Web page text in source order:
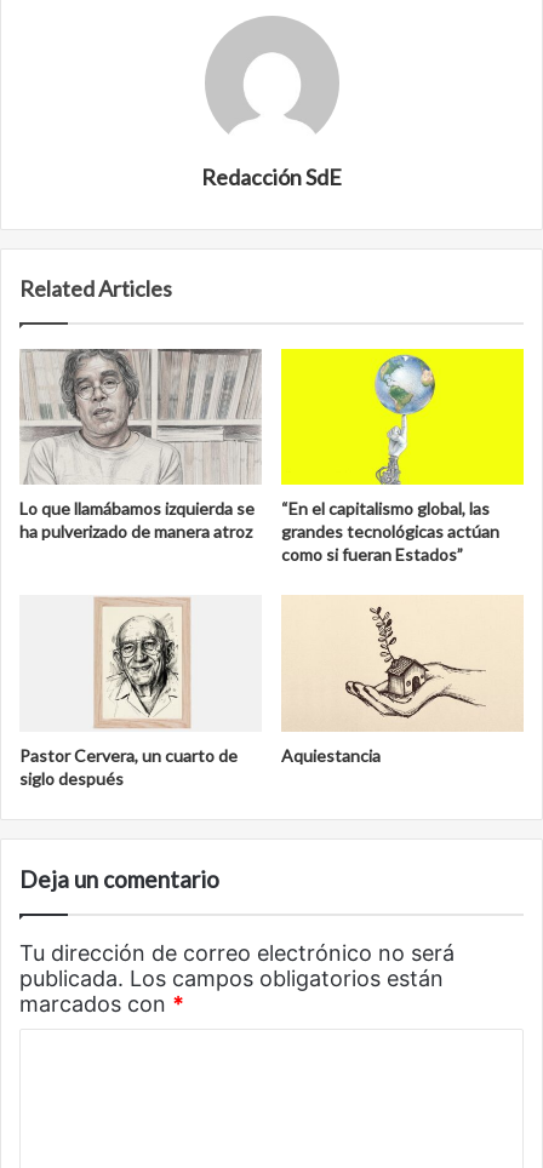
Redacción SdE
Related Articles
Lo que llamábamos izquierda se
ha pulverizado de manera atroz
“En el capitalismo global, las
grandes tecnológicas actúan
como si fueran Estados”
Pastor Cervera, un cuarto de
siglo después
Aquiestancia
Deja un comentario
Tu dirección de correo electrónico no será
publicada. Los campos obligatorios están
marcados con *